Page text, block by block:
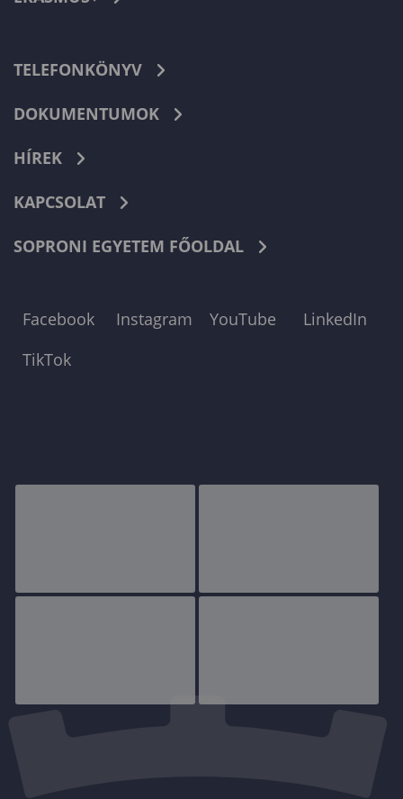
TELEFONKÖNYV
DOKUMENTUMOK
HÍREK
KAPCSOLAT
SOPRONI EGYETEM FŐOLDAL
Facebook Instagram YouTube
LinkedIn
TikTok